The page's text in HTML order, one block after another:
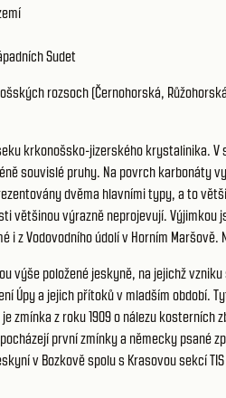
Sudet
rozsoch (Černohorská,
krkonošsko-jizerského krystalinika.
souvislé pruhy. Na povrch karbonáty
dvěma hlavními typy, a to
výrazně neprojevují.
i z Vodovodního údolí v Horním
výše položené jeskyně, na jejichž
Úpy a jejich přítoků v mladším
z roku 1909 o nálezu kosterních
první zmínky a německy psané
v Bozkově spolu s Krasovou sekcí TIS